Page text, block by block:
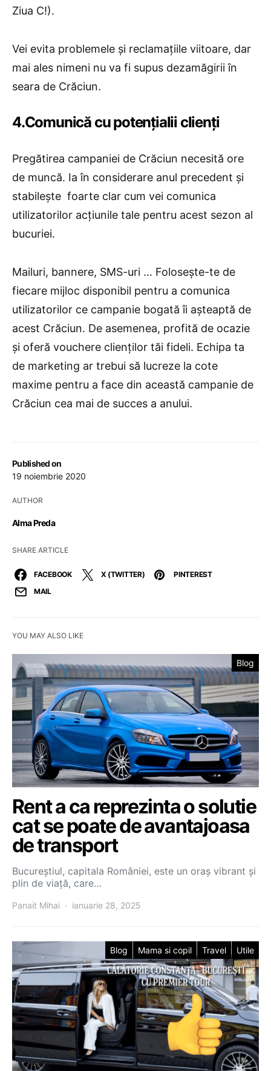
Published on
19 noiembrie 2020
AUTHOR
Alma Preda
SHARE ARTICLE
FACEBOOK X (TWITTER)
PINTEREST
MAIL
Ziua C!).
Vei evita problemele și reclamațiile viitoare, dar
mai ales nimeni nu va fi supus dezamăgirii în
seara de Crăciun.
4.Comunică cu potențialii clienți
Pregătirea campaniei de Crăciun necesită ore
de muncă. Ia în considerare anul precedent și
stabilește foarte clar cum vei comunica
utilizatorilor acțiunile tale pentru acest sezon al
bucuriei.
Mailuri, bannere, SMS-uri … Folosește-te de
fiecare mijloc disponibil pentru a comunica
utilizatorilor ce campanie bogată îi așteaptă de
acest Crăciun. De asemenea, profită de ocazie
și oferă vouchere clienților tăi fideli. Echipa ta
de marketing ar trebui să lucreze la cote
maxime pentru a face din această campanie de
Crăciun cea mai de succes a anului.
YOU MAY ALSO LIKE
Blog
Rent a ca reprezinta o solutie
cat se poate de avantajoasa
de transport
Bucureștiul, capitala României, este un oraș vibrant și
plin de viață, care…
Panait Mihai ianuarie 28, 2025
Blog Mama si copil Travel Utile